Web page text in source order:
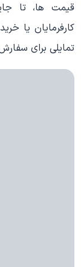
قیمت ها، تا
کارفرمایان یا
تمایلی برای